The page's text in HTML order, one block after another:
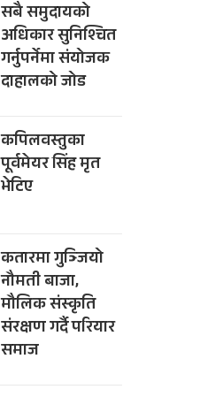
सबै समुदायको
अधिकार सुनिश्चित
गर्नुपर्नेमा संयोजक
दाहालको जोड
कपिलवस्तुका
पूर्वमेयर सिंह मृत
भेटिए
कतारमा गुञ्जियो
नौमती बाजा,
मौलिक संस्कृति
संरक्षण गर्दै परियार
समाज